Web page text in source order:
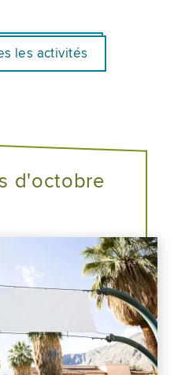
les activités
d'octobre